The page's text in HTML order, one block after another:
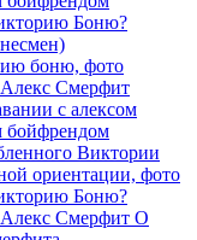
Боню?
боню, фото
Смерфит
с алексом
бойфрендом
Виктории
ориентации, фото
Боню?
Смерфит О